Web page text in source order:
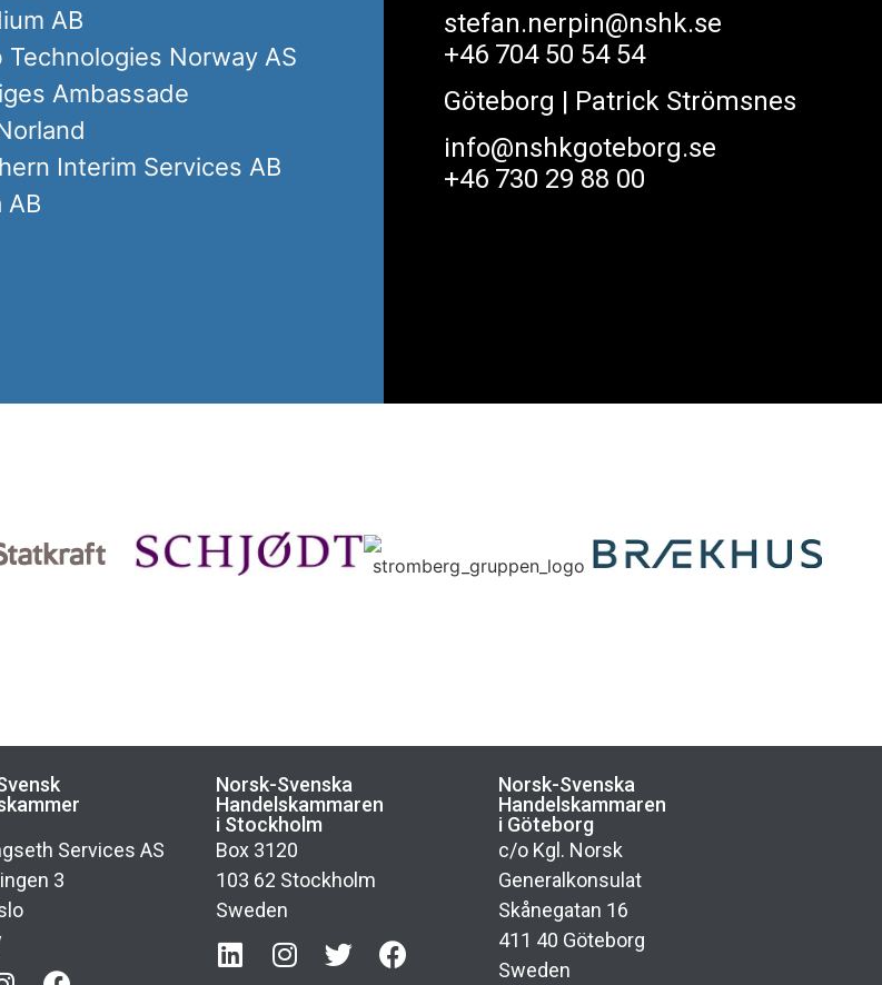
AB
Technologies Norway AS
Ambassade
Interim Services AB
AB
stefan.nerpin@nshk.se
+46 704 50 54 54
Göteborg | Patrick Strömsnes
info@nshkgoteborg.se
+46 730 29 88 00
Services AS
3
Norsk-Svenska
Handelskammaren
i Stockholm
Box 3120
103 62 Stockholm
Sweden
Norsk-Svenska
Handelskammaren
i Göteborg
c/o Kgl. Norsk
Generalkonsulat
Skånegatan 16
411 40 Göteborg
Sweden